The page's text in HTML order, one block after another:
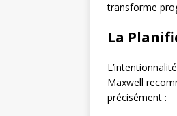
transforme
La
Maxwell
précisément :